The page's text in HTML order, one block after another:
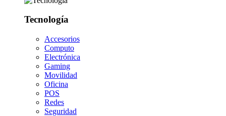
Tecnología
Accesorios
Computo
Electrónica
Gaming
Movilidad
Oficina
POS
Redes
Seguridad